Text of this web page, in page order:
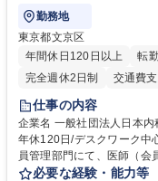
勤務地
東京都文京区
年間休日120日以上
転
完全週休2日制
交通費
仕事の内容
企業名 一般社団法人日本内科学会 求人名 第二新卒歓迎！
年休120日/デスクワーク中心で残業少なめ 仕
員管理部門にて、医師（会
テム入力、電話・FAX対応
必要な経験・能力等